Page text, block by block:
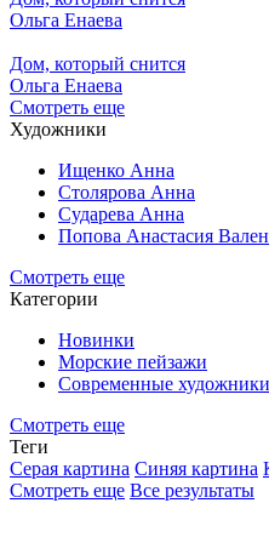
Ольга Енаева
Дом, который снится
Ольга Енаева
Смотреть еще
Художники
Ищенко Анна
Столярова Анна
Сударева Анна
Попова Анастасия
Смотреть еще
Категории
Новинки
Морские пейзажи
Современные художники
Смотреть еще
Теги
Серая картина Синяя картина
Смотреть еще Все результаты